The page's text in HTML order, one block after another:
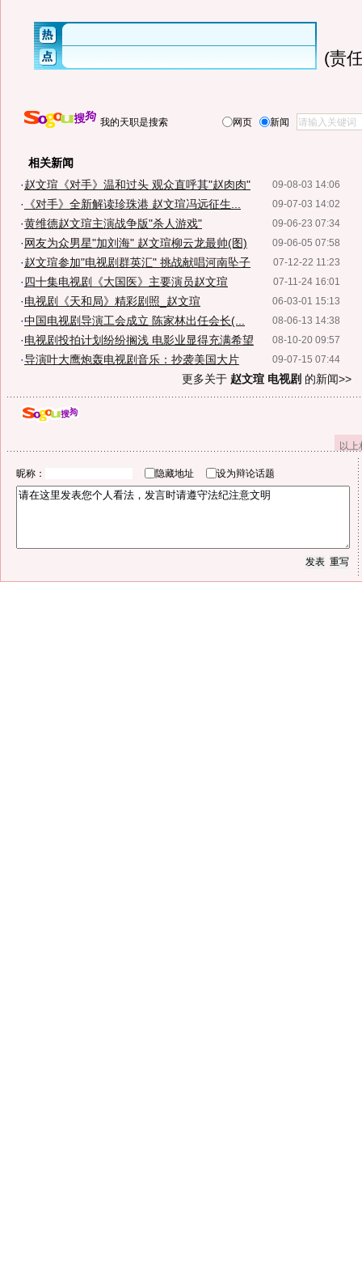
(责
我的天职是搜索 网页 新闻
相关新闻
09-08-03 14:06
·赵文瑄《对手》温和过头 观众直呼其"赵肉肉"
09-07-03 14:02
· 《对手》全新解读珍珠港 赵文瑄冯远征生...
09-06-23 07:34
·黄维德赵文瑄主演战争版"杀人游戏"
09-06-05 07:58
·网友为众男星"加刘海" 赵文瑄柳云龙最帅(图)
07-12-22 11:23
·赵文瑄参加"电视剧群英汇" 挑战献唱河南坠子
07-11-24 16:01
·四十集电视剧《大国医》主要演员赵文瑄
06-03-01 15:13
·电视剧《天和局》精彩剧照_赵文瑄
08-06-13 14:38
·中国电视剧导演工会成立 陈家林出任会长(...
08-10-20 09:57
·电视剧投拍计划纷纷搁浅 电影业显得充满希望
09-07-15 07:44
·导演叶大鹰炮轰电视剧音乐：抄袭美国大片
更多关于 赵文瑄 电视剧 的新闻>>
以
昵称： 隐藏地址 设为辩论话题